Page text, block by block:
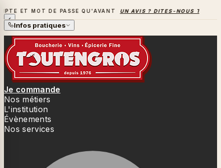
DE PASSE QU'AVANT UN AVIS ? DITES-NOUS TOUT → LA
LA SAISON DES BARBECUES BAT SON PLEIN
Infos pratiques
Je commande
Nos métiers
L'institution
Évènements
Nos services